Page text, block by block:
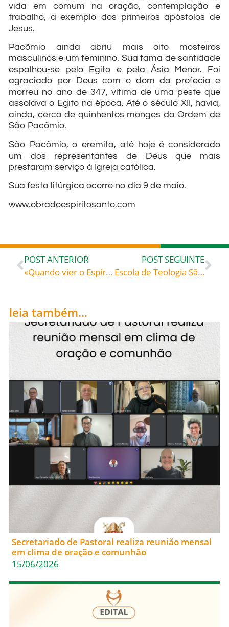
vida em comum na oração, contemplação e
trabalho, a exemplo dos primeiros apóstolos de
Jesus.
Pacômio ainda abriu mais oito mosteiros
masculinos e um feminino. Sua fama de santidade
espalhou-se pelo Egito e pela Ásia Menor. Foi
agraciado por Deus com o dom da profecia e
morreu no ano de 347, vítima de uma peste que
assolava o Egito na época. Até o século XII, havia,
ainda, cerca de quinhentos monges da Ordem de
São Pacômio.
São Pacômio, o eremita, até hoje é considerado
um dos representantes de Deus que mais
prestaram serviço à Igreja católica.
Sua festa litúrgica ocorre no dia 9 de maio.
www.obradoespiritosanto.com
POST ANTERIOR
«Quando vier o Espírito da verdade, Ele vos guiará para a verdade plena» – Simeão, o Novo Teólogo (c. 949-1022), monge grego
POST SEGUINTE
Escola de Teologia São Paulo Apóstolo promove IV Semana Teológica – Confira – Inscreva-se
leia também...
Secretariado de Pastoral realiza reunião mensal
em clima de oração e comunhão
15/06/2026